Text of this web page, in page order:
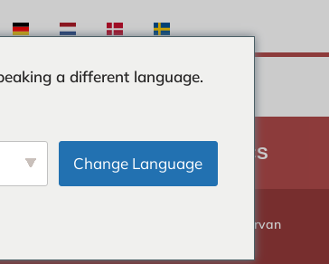
TIPS EN TRUCS
wortel en de ongelooflijke voordelen ervan
a different language.
Change Language